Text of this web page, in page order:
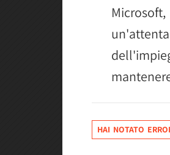
HAI NOTATO